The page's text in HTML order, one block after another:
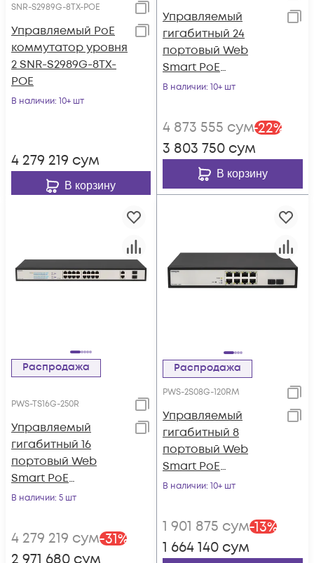
SNR-S2989G-8TX-POE
Управляемый PoE
коммутатор уровня
2 SNR-S2989G-8TX-
POE
В наличии: 10+ шт
4 279 219 сум
В корзину
Управляемый
гигабитный 24
портовый Web
Smart PoE
коммутатор
В наличии: 10+ шт
4 873 555 сум-22%
3 803 750 сум
В корзину
Распродажа
PWS-TS16G-250R
Управляемый
гигабитный 16
портовый Web
Smart PoE
коммутатор
В наличии: 5 шт
4 279 219 сум-31%
Распродажа
PWS-2S08G-120RM
Управляемый
гигабитный 8
портовый Web
Smart PoE
коммутатор
В наличии: 10+ шт
1 901 875 сум-13%
1 664 140 сум